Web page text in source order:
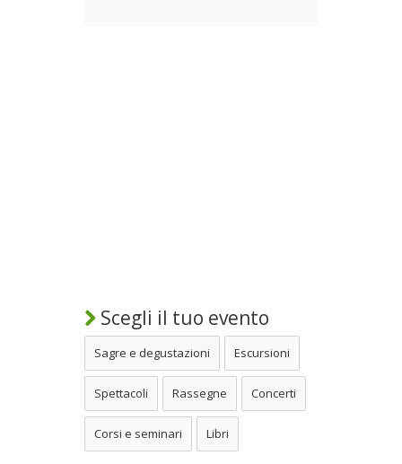
Scegli il tuo evento
Sagre e degustazioni Escursioni
Spettacoli Rassegne Concerti
Corsi e seminari Libri